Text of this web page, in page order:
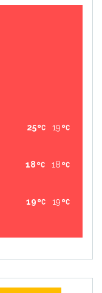
19
25
18
18
19
19